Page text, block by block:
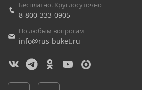
Бесплатно. Круглосуточно
8-800-333-0905
По любым вопросам
info@rus-buket.ru